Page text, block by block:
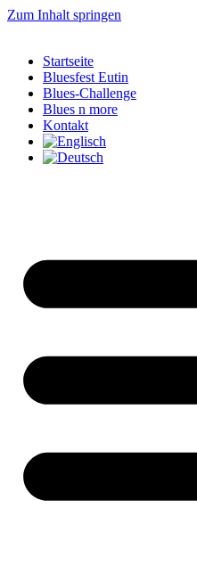
Zum Inhalt springen
Startseite
Bluesfest Eutin
Blues-Challenge
Blues n more
Kontakt